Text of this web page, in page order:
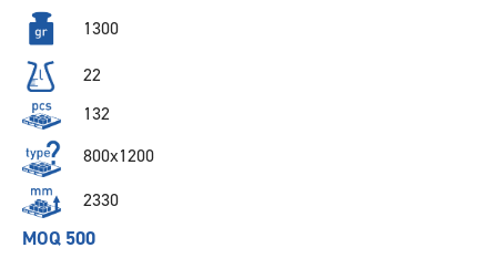
1300
22
132
800x1200
2330
MOQ 500